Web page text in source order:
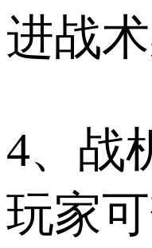
进战术
4、战
玩家